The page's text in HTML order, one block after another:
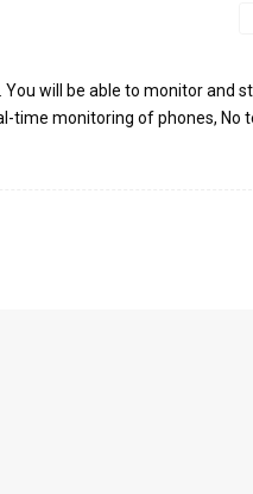
will be able to monitor and
time monitoring of phones, No